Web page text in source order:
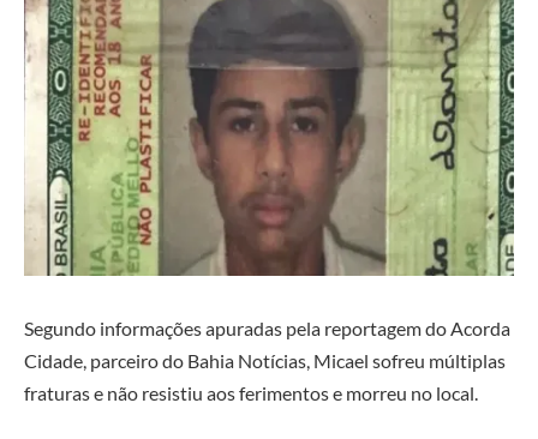
Segundo informações apuradas pela reportagem do Acorda
Cidade, parceiro do Bahia Notícias, Micael sofreu múltiplas
fraturas e não resistiu aos ferimentos e morreu no local.